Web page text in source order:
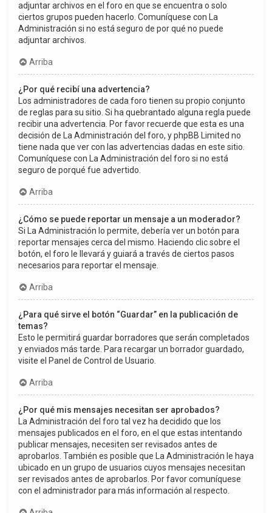
adjuntar archivos en el foro en que se encuentra o solo
ciertos grupos pueden hacerlo. Comuníquese con La
Administración si no está seguro de por qué no puede
adjuntar archivos.
Arriba
¿Por qué recibí una advertencia?
Los administradores de cada foro tienen su propio conjunto
de reglas para su sitio. Si ha quebrantado alguna regla puede
recibir una advertencia. Por favor recuerde que esta es una
decisión de La Administración del foro, y phpBB Limited no
tiene nada que ver con las advertencias dadas en este sitio.
Comuníquese con La Administración del foro si no está
seguro de porqué fue advertido.
Arriba
¿Cómo se puede reportar un mensaje a un moderador?
Si La Administración lo permite, debería ver un botón para
reportar mensajes cerca del mismo. Haciendo clic sobre el
botón, el foro le llevará y guiará a través de ciertos pasos
necesarios para reportar el mensaje.
Arriba
¿Para qué sirve el botón “Guardar” en la publicación de
temas?
Esto le permitirá guardar borradores que serán completados
y enviados más tarde. Para recargar un borrador guardado,
visite el Panel de Control de Usuario.
Arriba
¿Por qué mis mensajes necesitan ser aprobados?
La Administración del foro tal vez ha decidido que los
mensajes publicados en el foro, en el que estas intentando
publicar mensajes, necesiten ser revisados antes de
aprobarlos. También es posible que La Administración le haya
ubicado en un grupo de usuarios cuyos mensajes necesitan
ser revisados antes de aprobarlos. Por favor comuníquese
con el administrador para más información al respecto.